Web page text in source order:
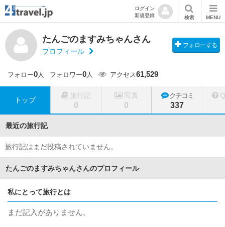
ログイン
新規登録
検索 MENU
たんごのますみちゃんさん
プロフィール
フォローする
フォロー0人 フォロワー0人 アクセス61,529
トップ
旅行記
0
写真
0
クチコミ
337
最近の旅行記
旅行記はまだ投稿されていません。
たんごのますみちゃんさんのプロフィール
私にとって旅行とは
まだ記入がありません。